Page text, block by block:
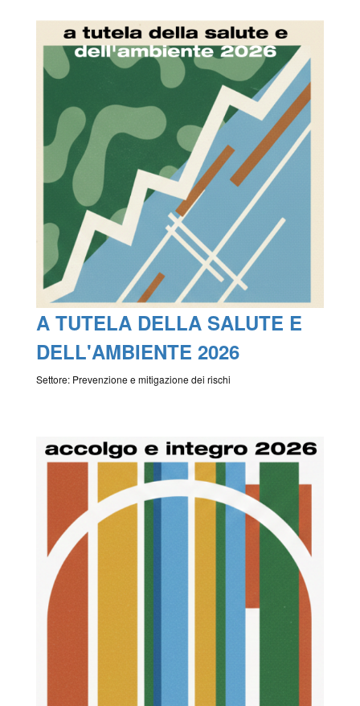
A TUTELA DELLA SALUTE E
DELL'AMBIENTE 2026
Settore: Prevenzione e mitigazione dei rischi